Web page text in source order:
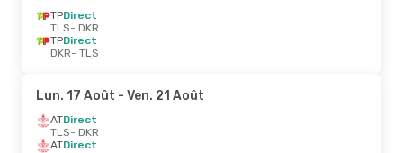
TPDirect
TLS- DKR
TPDirect
DKR- TLS
Lun. 17 Août - Ven. 21 Août
ATDirect
TLS- DKR
ATDirect